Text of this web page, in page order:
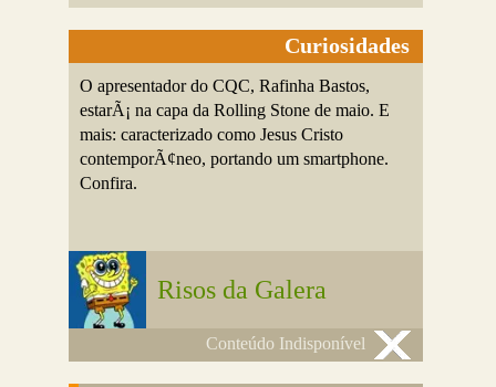
Curiosidades
O apresentador do CQC, Rafinha Bastos,
estarÃ¡ na capa da Rolling Stone de maio. E
mais: caracterizado como Jesus Cristo
contemporÃ¢neo, portando um smartphone.
Confira.
Risos da Galera
Conteúdo Indisponível